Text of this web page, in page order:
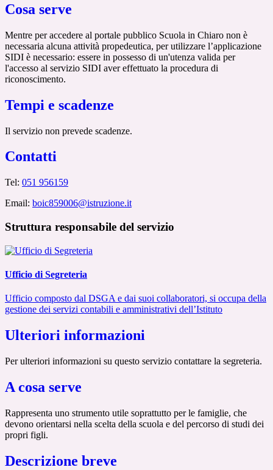
Cosa serve
Mentre per accedere al portale pubblico Scuola in Chiaro non è
necessaria alcuna attività propedeutica, per utilizzare l’applicazione
SIDI è necessario: essere in possesso di un'utenza valida per
l'accesso al servizio SIDI aver effettuato la procedura di
riconoscimento.
Tempi e scadenze
Il servizio non prevede scadenze.
Contatti
Tel: 051 956159
Email: boic859006@istruzione.it
Struttura responsabile del servizio
Ufficio di Segreteria
Ufficio composto dal DSGA e dai suoi collaboratori, si occupa della
gestione dei servizi contabili e amministrativi dell’Istituto
Ulteriori informazioni
Per ulteriori informazioni su questo servizio contattare la segreteria.
A cosa serve
Rappresenta uno strumento utile soprattutto per le famiglie, che
devono orientarsi nella scelta della scuola e del percorso di studi dei
propri figli.
Descrizione breve